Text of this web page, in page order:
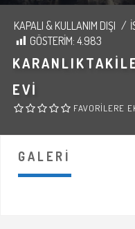
KAPALI & KULLANIM DIŞI /
GÖSTERIM: 4.983
EVI
FAVORILERE
GALERI